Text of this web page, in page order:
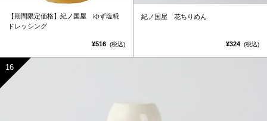
【期間限定価格】紀ノ国屋 ゆず塩糀
ドレッシング
¥516 (税込)
紀ノ国屋 花ちりめん
¥324 (税込)